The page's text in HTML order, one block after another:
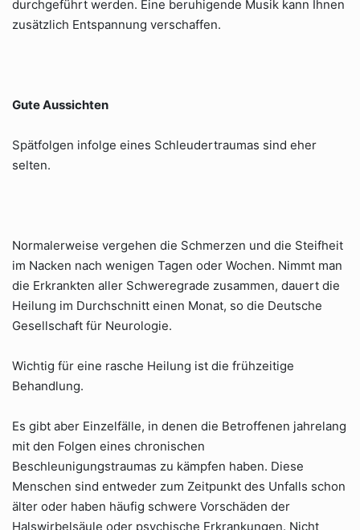
durchgeführt werden. Eine beruhigende Musik kann Ihnen
zusätzlich Entspannung verschaffen.
Gute Aussichten
Spätfolgen infolge eines Schleudertraumas sind eher
selten.
Normalerweise vergehen die Schmerzen und die Steifheit
im Nacken nach wenigen Tagen oder Wochen. Nimmt man
die Erkrankten aller Schweregrade zusammen, dauert die
Heilung im Durchschnitt einen Monat, so die Deutsche
Gesellschaft für Neurologie.
Wichtig für eine rasche Heilung ist die frühzeitige
Behandlung.
Es gibt aber Einzelfälle, in denen die Betroffenen jahrelang
mit den Folgen eines chronischen
Beschleunigungstraumas zu kämpfen haben. Diese
Menschen sind entweder zum Zeitpunkt des Unfalls schon
älter oder haben häufig schwere Vorschäden der
Halswirbelsäule oder psychische Erkrankungen. Nicht